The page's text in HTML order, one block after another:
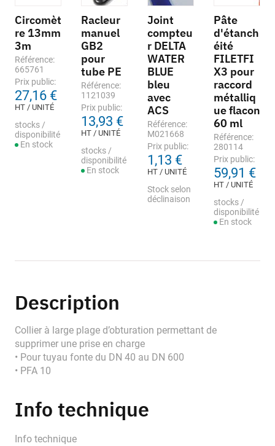
Circomèt
re 13mm
3m
Référence:
665761
Prix public:
27,16 €
HT / UNITÉ
stocks /
disponibilité
En stock
Racleur
manuel
GB2
pour
tube PE
Référence:
1121039
Prix public:
13,93 €
HT / UNITÉ
stocks /
disponibilité
En stock
Joint
compteu
r DELTA
WATER
BLUE
bleu
avec
ACS
Référence:
M021668
Prix public:
1,13 €
HT / UNITÉ
Stock selon
déclinaison
Pâte
d'étanch
éité
FILETFI
X3 pour
raccord
métalliq
ue flacon
60 ml
Référence:
280114
Prix public:
59,91 €
HT / UNITÉ
stocks /
disponibilité
En stock
Description
Collier à large plage d’obturation permettant de
supprimer une prise en charge
• Pour tuyau fonte du DN 40 au DN 600
• PFA 10
Info technique
Info technique